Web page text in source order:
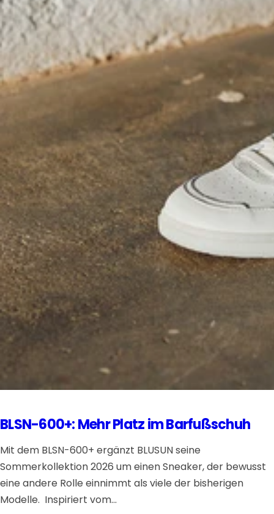
BLSN-600+: Mehr Platz im Barfußschuh
Mit dem BLSN-600+ ergänzt BLUSUN seine
Sommerkollektion 2026 um einen Sneaker, der bewusst
eine andere Rolle einnimmt als viele der bisherigen
Modelle. Inspiriert vom...